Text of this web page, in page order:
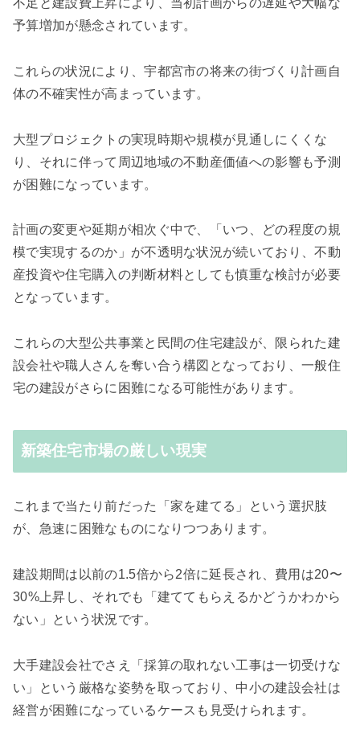
不足と建設費上昇により、当初計画からの遅延や大幅な
予算増加が懸念されています。
これらの状況により、宇都宮市の将来の街づくり計画自
体の不確実性が高まっています。
大型プロジェクトの実現時期や規模が見通しにくくな
り、それに伴って周辺地域の不動産価値への影響も予測
が困難になっています。
計画の変更や延期が相次ぐ中で、「いつ、どの程度の規
模で実現するのか」が不透明な状況が続いており、不動
産投資や住宅購入の判断材料としても慎重な検討が必要
となっています。
これらの大型公共事業と民間の住宅建設が、限られた建
設会社や職人さんを奪い合う構図となっており、一般住
宅の建設がさらに困難になる可能性があります。
新築住宅市場の厳しい現実
これまで当たり前だった「家を建てる」という選択肢
が、急速に困難なものになりつつあります。
建設期間は以前の1.5倍から2倍に延長され、費用は20〜
30%上昇し、それでも「建ててもらえるかどうかわから
ない」という状況です。
大手建設会社でさえ「採算の取れない工事は一切受けな
い」という厳格な姿勢を取っており、中小の建設会社は
経営が困難になっているケースも見受けられます。